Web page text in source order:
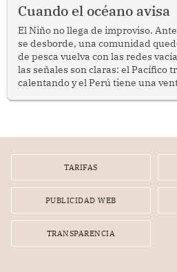
Cuando el océano avisa
El Niño no llega de improviso.
se desborde, una comunidad
de pesca vuelva con las redes
las señales son claras: el Pacífico
calentando y el Perú tiene una
TARIFAS
PUBLICIDAD WEB
TRANSPARENCIA